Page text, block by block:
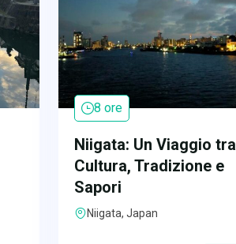
8 ore
Niigata: Un Viaggio tra
Cultura, Tradizione e
Sapori
Niigata, Japan